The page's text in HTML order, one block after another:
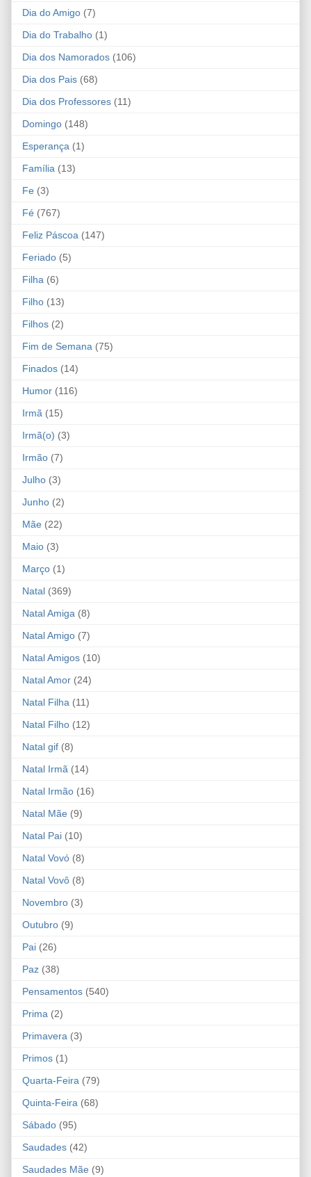
Dia do Amigo (7)
Dia do Trabalho (1)
Dia dos Namorados (106)
Dia dos Pais (68)
Dia dos Professores (11)
Domingo (148)
Esperança (1)
Família (13)
Fe (3)
Fé (767)
Feliz Páscoa (147)
Feriado (5)
Filha (6)
Filho (13)
Filhos (2)
Fim de Semana (75)
Finados (14)
Humor (116)
Irmã (15)
Irmã(o) (3)
Irmão (7)
Julho (3)
Junho (2)
Mãe (22)
Maio (3)
Março (1)
Natal (369)
Natal Amiga (8)
Natal Amigo (7)
Natal Amigos (10)
Natal Amor (24)
Natal Filha (11)
Natal Filho (12)
Natal gif (8)
Natal Irmã (14)
Natal Irmão (16)
Natal Mãe (9)
Natal Pai (10)
Natal Vovó (8)
Natal Vovô (8)
Novembro (3)
Outubro (9)
Pai (26)
Paz (38)
Pensamentos (540)
Prima (2)
Primavera (3)
Primos (1)
Quarta-Feira (79)
Quinta-Feira (68)
Sábado (95)
Saudades (42)
Saudades Mãe (9)